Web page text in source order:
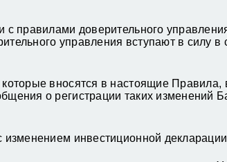
с правилами доверительного
управления вступают в силу
вносятся в настоящие Правила,
о регистрации таких изменений
изменением инвестиционной